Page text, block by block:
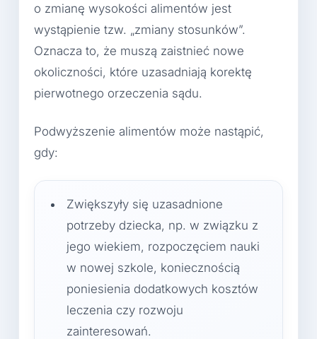
o zmianę wysokości alimentów jest
wystąpienie tzw. „zmiany stosunków”.
Oznacza to, że muszą zaistnieć nowe
okoliczności, które uzasadniają korektę
pierwotnego orzeczenia sądu.
Podwyższenie alimentów może nastąpić,
gdy:
Zwiększyły się uzasadnione
potrzeby dziecka, np. w związku z
jego wiekiem, rozpoczęciem nauki
w nowej szkole, koniecznością
poniesienia dodatkowych kosztów
leczenia czy rozwoju
zainteresowań.